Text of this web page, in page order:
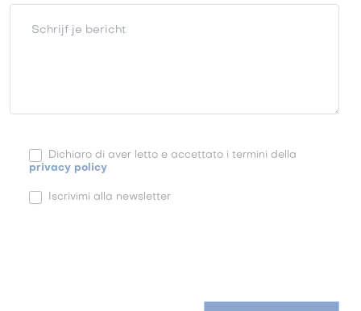
Schrijf je bericht
Dichiaro di aver letto e accettato i termini della
privacy policy
Iscrivimi alla newsletter